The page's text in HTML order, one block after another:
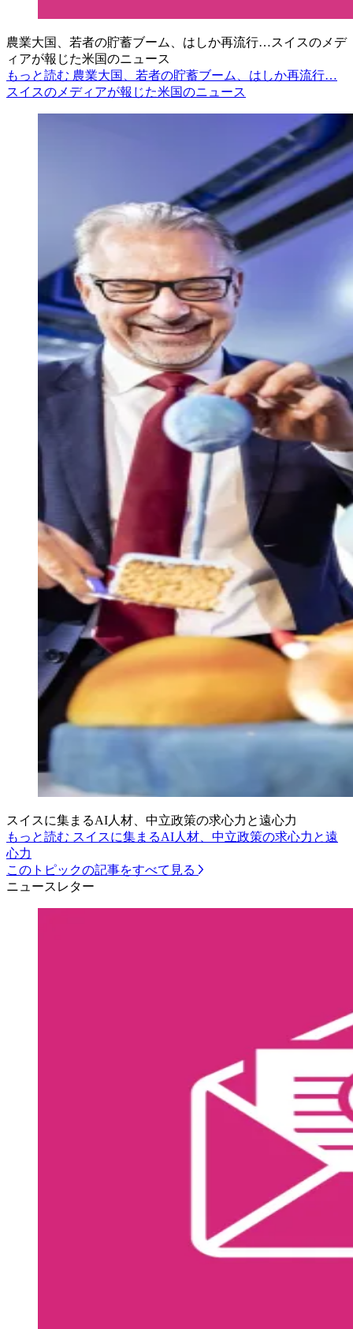
農業大国、若者の貯蓄ブーム、はしか再流行…スイスのメデ
ィアが報じた米国のニュース
もっと読む 農業大国、若者の貯蓄ブーム、はしか再流行…
スイスのメディアが報じた米国のニュース
スイスに集まるAI人材、中立政策の求心力と遠心力
もっと読む スイスに集まるAI人材、中立政策の求心力と遠
心力
このトピックの記事をすべて見る
ニュースレター